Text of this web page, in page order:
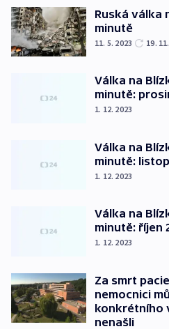
Ruská válka
minutě
11. 5. 2023 19.
Válka na
minutě:
1. 12. 2023
Válka na
minutě:
1. 12. 2023
Válka na
minutě: říjen
1. 12. 2023
Za smrt
nemocnici
konkrétního
nenašli